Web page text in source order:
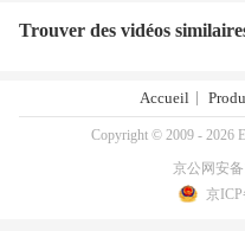
Trouver des vidéos
Accueil
Copyright © 2009 - 2026
京公网安备
京ICP